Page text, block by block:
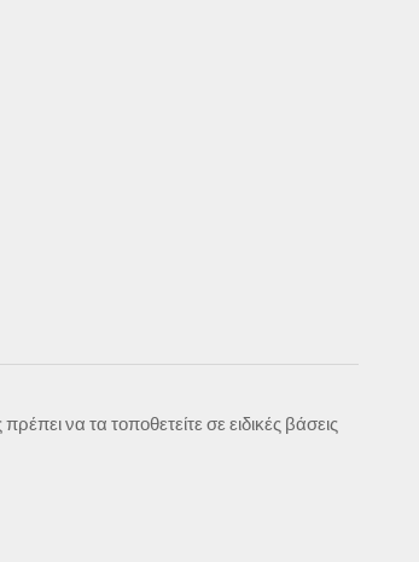
να τα τοποθετείτε σε ειδικές βάσεις